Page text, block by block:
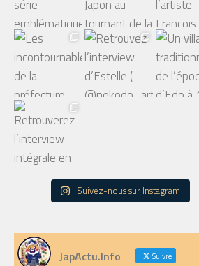
Suivez-nous sur Instagram
JapActu.Info Suivre